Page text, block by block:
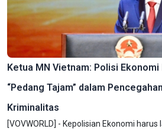
Ketua MN Vietnam: Polisi Ekonomi
“Pedang Tajam” dalam
Kriminalitas
[VOVWORLD] - Kepolisian Ekonomi